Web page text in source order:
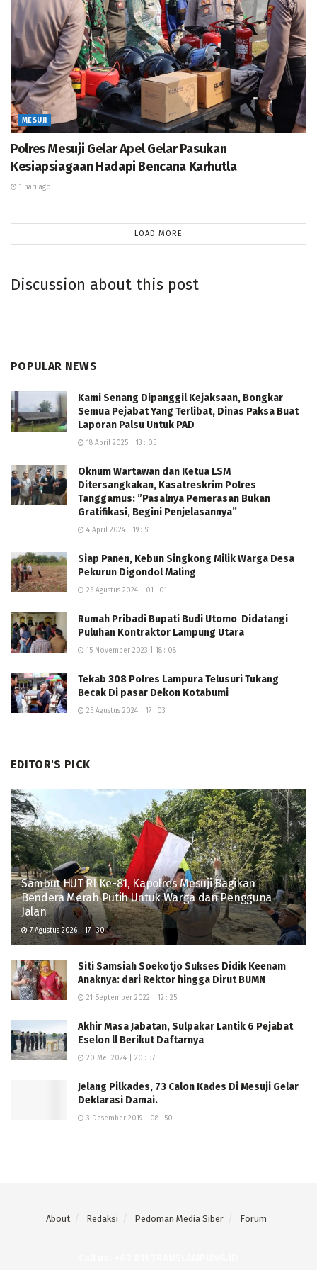
Dipimpin Kasat Samapta, Polres Mesuji Salurkan Bantuan
Air Bersih untuk Warga Desa Labuhan Permai
Polres Mesuji Gelar Apel Gelar Pasukan Kesiapsiagaan
Hadapi Bencana Karhutla
Wujudkan Lingkungan Bersih, Jajaran Polres Mesuji
Laksanakan Gerakan Indonesia Asri
“Hari Bhayangkara bukan hanya perayaan, tetapi juga
momen untuk mengenang jasa dan berterima kasih
kepada para pahlawan Bhayangkara. Kami hadir untuk
menjalin silaturahmi, mendengar aspirasi, serta
memastikan bahwa mereka tetap diperhatikan oleh
keluarga besar Polri,” ujarnya.
Selain bersilaturahmi, rombongan juga menyerahkan
bantuan sembako dan santunan sebagai wujud
kepedulian. Para Purnawirawan dan Warakawuri
menyampaikan harapan agar Polres Mesuji senantiasa
semakin profesional, dicintai masyarakat, dan mampu
Kegiatan anjangsana ini diharapkan dapat mempererat
tali persaudaraan antar generasi, menjaga nilai
kekeluargaan Polri, serta mengingatkan seluruh
anggota aktif untuk senantiasa melanjutkan
perjuangan dan mengabdi sepenuh hati bagi bangsa
dan negara.
MESUJI
Polres Mesuji Gelar Apel Gelar Pasukan
Kesiapsiagaan Hadapi Bencana Karhutla
1 hari ago
LOAD MORE
Discussion about this post
POPULAR NEWS
Kami Senang Dipanggil Kejaksaan, Bongkar
Semua Pejabat Yang Terlibat, Dinas Paksa Buat
Laporan Palsu Untuk PAD
18 April 2025 | 13 : 05
Oknum Wartawan dan Ketua LSM
Ditersangkakan, Kasatreskrim Polres
Tanggamus: ”Pasalnya Pemerasan Bukan
Gratifikasi, Begini Penjelasannya”
4 April 2024 | 19 : 51
Siap Panen, Kebun Singkong Milik Warga Desa
Pekurun Digondol Maling
26 Agustus 2024 | 01 : 01
Rumah Pribadi Bupati Budi Utomo Didatangi
Puluhan Kontraktor Lampung Utara
15 November 2023 | 18 : 08
Tekab 308 Polres Lampura Telusuri Tukang
Becak Di pasar Dekon Kotabumi
25 Agustus 2024 | 17 : 03
EDITOR'S PICK
Sambut HUT RI Ke-81, Kapolres Mesuji Bagikan
Bendera Merah Putih Untuk Warga dan Pengguna
Jalan
7 Agustus 2026 | 17 : 30
Siti Samsiah Soekotjo Sukses Didik Keenam
Anaknya: dari Rektor hingga Dirut BUMN
21 September 2022 | 12 : 25
Akhir Masa Jabatan, Sulpakar Lantik 6 Pejabat
Eselon ll Berikut Daftarnya
20 Mei 2024 | 20 : 37
Jelang Pilkades, 73 Calon Kades Di Mesuji Gelar
Deklarasi Damai.
3 Desember 2019 | 08 : 50
About Redaksi Pedoman Media Siber Forum